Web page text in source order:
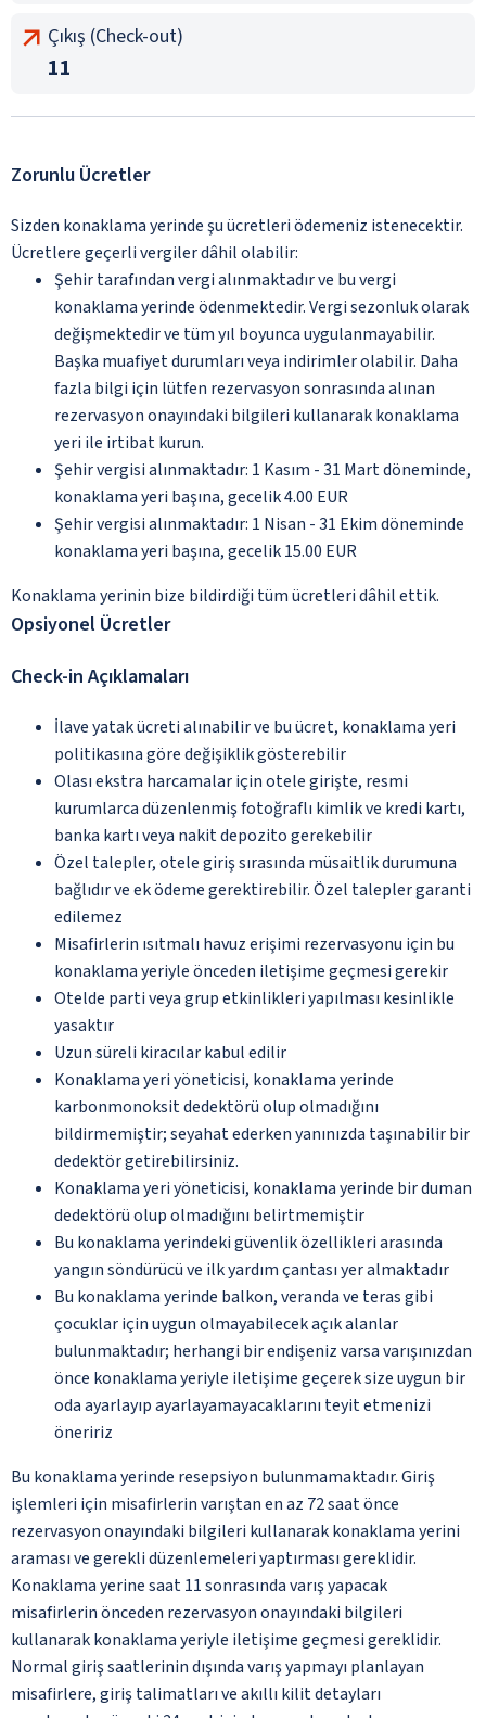
Çıkış (Check-out)
11
Zorunlu Ücretler
Sizden konaklama yerinde şu ücretleri ödemeniz istenecektir.
Ücretlere geçerli vergiler dâhil olabilir:
Şehir tarafından vergi alınmaktadır ve bu vergi
konaklama yerinde ödenmektedir. Vergi sezonluk olarak
değişmektedir ve tüm yıl boyunca uygulanmayabilir.
Başka muafiyet durumları veya indirimler olabilir. Daha
fazla bilgi için lütfen rezervasyon sonrasında alınan
rezervasyon onayındaki bilgileri kullanarak konaklama
yeri ile irtibat kurun.
Şehir vergisi alınmaktadır: 1 Kasım - 31 Mart döneminde,
konaklama yeri başına, gecelik 4.00 EUR
Şehir vergisi alınmaktadır: 1 Nisan - 31 Ekim döneminde
konaklama yeri başına, gecelik 15.00 EUR
Konaklama yerinin bize bildirdiği tüm ücretleri dâhil ettik.
Opsiyonel Ücretler
Check-in Açıklamaları
İlave yatak ücreti alınabilir ve bu ücret, konaklama yeri
politikasına göre değişiklik gösterebilir
Olası ekstra harcamalar için otele girişte, resmi
kurumlarca düzenlenmiş fotoğraflı kimlik ve kredi kartı,
banka kartı veya nakit depozito gerekebilir
Özel talepler, otele giriş sırasında müsaitlik durumuna
bağlıdır ve ek ödeme gerektirebilir. Özel talepler garanti
edilemez
Misafirlerin ısıtmalı havuz erişimi rezervasyonu için bu
konaklama yeriyle önceden iletişime geçmesi gerekir
Otelde parti veya grup etkinlikleri yapılması kesinlikle
yasaktır
Uzun süreli kiracılar kabul edilir
Konaklama yeri yöneticisi, konaklama yerinde
karbonmonoksit dedektörü olup olmadığını
bildirmemiştir; seyahat ederken yanınızda taşınabilir bir
dedektör getirebilirsiniz.
Konaklama yeri yöneticisi, konaklama yerinde bir duman
dedektörü olup olmadığını belirtmemiştir
Bu konaklama yerindeki güvenlik özellikleri arasında
yangın söndürücü ve ilk yardım çantası yer almaktadır
Bu konaklama yerinde balkon, veranda ve teras gibi
çocuklar için uygun olmayabilecek açık alanlar
bulunmaktadır; herhangi bir endişeniz varsa varışınızdan
önce konaklama yeriyle iletişime geçerek size uygun bir
oda ayarlayıp ayarlayamayacaklarını teyit etmenizi
öneririz
Bu konaklama yerinde resepsiyon bulunmamaktadır. Giriş
işlemleri için misafirlerin varıştan en az 72 saat önce
rezervasyon onayındaki bilgileri kullanarak konaklama yerini
araması ve gerekli düzenlemeleri yaptırması gereklidir.
Konaklama yerine saat 11 sonrasında varış yapacak
misafirlerin önceden rezervasyon onayındaki bilgileri
kullanarak konaklama yeriyle iletişime geçmesi gereklidir.
Normal giriş saatlerinin dışında varış yapmayı planlayan
misafirlere, giriş talimatları ve akıllı kilit detayları